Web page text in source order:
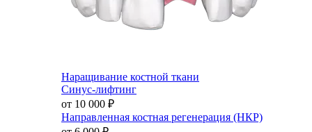
Наращивание костной ткани
Синус-лифтинг
от 10 000 ₽
Направленная костная регенерация (НКР)